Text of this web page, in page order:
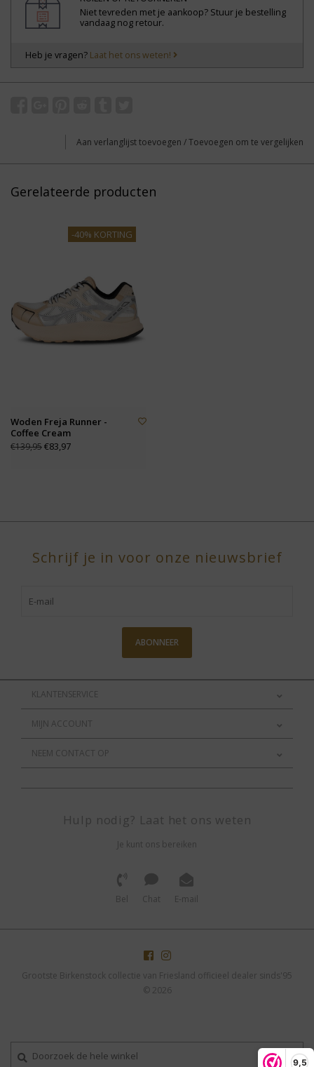
9,5
Niet tevreden met je aankoop? Stuur je bestelling
vandaag nog retour.
Heb je vragen? Laat het ons weten!
Aan verlanglijst toevoegen /Toevoegen om te vergelijken
Gerelateerde producten
-40% KORTING
Woden Freja Runner -
Coffee Cream
€139,95€83,97
Schrijf je in voor onze nieuwsbrief
ABONNEER
KLANTENSERVICE
MIJN ACCOUNT
NEEM CONTACT OP
Hulp nodig? Laat het ons weten
Je kunt ons bereiken
Bel Chat E-mail
Grootste Birkenstock collectie van Friesland officieel dealer sinds'95
© 2026